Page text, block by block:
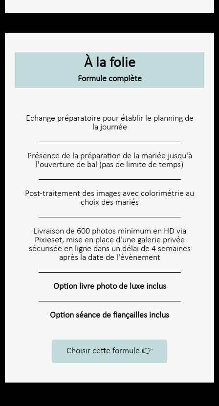
À la folie
Formule complète
Echange préparatoire pour établir le planning de
la journée
Présence de la préparation de la mariée jusqu'à
l'ouverture de bal (pas de limite de temps)
Post-traitement des images avec colorimétrie au
choix des mariés
Livraison de 600 photos minimum en HD via
Pixieset, mise en place d'une galerie privée
sécurisée en ligne dans un délai de 4 semaines
après la date de l'évènement
Option livre photo de luxe inclus
Option séance de fiançailles inclus
Choisir cette formule 👉​